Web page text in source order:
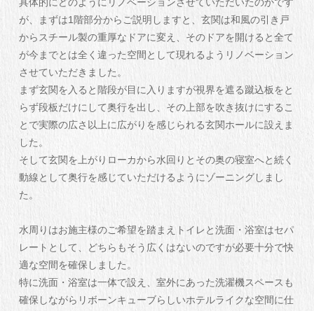
具体的にどのようにリノベーションさせていただいたのかです
が、まずは1階部分からご説明しますと、玄関は和風の引き戸
からスチール製の重厚なドアに変え、そのドアを開けると全て
が今までとは全く違った空間として現れるようリノベーション
させていただきました。
まず玄関を入ると階段が目に入りますが視界を遮る蹴込板をと
らず段板だけにして奥行を出し、その上部を吹き抜けにするこ
とで実際の広さ以上に広がりを感じられる玄関ホールに設えま
した。
そして玄関を上がりローカから水回りとその奥の寝室へと続く
動線として奥行を感じていただけるようにゾーニングしまし
た。
水周りはお施主様のご希望を踏まえトイレと洗面・浴室はセパ
レートとして、どちらもそう広くはないのですが必要十分で快
適な空間を確保しました。
特に洗面・浴室は一体で設え、室外にあった洗濯機スペースも
確保しながらリボーンキューブらしいホテルライクな空間に仕